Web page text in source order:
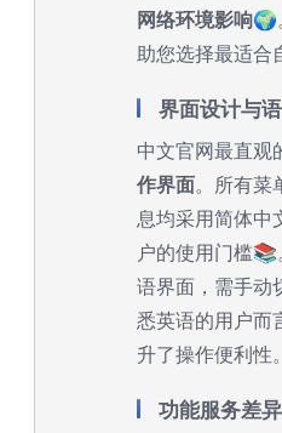
网络环境影响🌍
助您选择最适合
界面设计与
中文官网最直观
作界面。所有菜
息均采用简体中
户的使用门槛
语界面，需手动
悉英语的用户而
升了操作便利性。
功能服务差